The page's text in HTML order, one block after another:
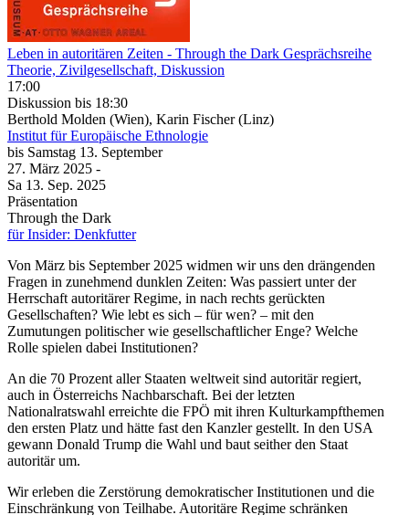
Leben in autoritären Zeiten - Through the Dark Gesprächsreihe
Theorie, Zivilgesellschaft, Diskussion
17:00
Diskussion bis 18:30
Berthold Molden (Wien), Karin Fischer (Linz)
Institut für Europäische Ethnologie
bis Samstag 13. September
27. März 2025 -
Sa 13. Sep. 2025
Präsentation
Through the Dark
für Insider: Denkfutter
Von März bis September 2025 widmen wir uns den drängenden
Fragen in zunehmend dunklen Zeiten: Was passiert unter der
Herrschaft autoritärer Regime, in nach rechts gerückten
Gesellschaften? Wie lebt es sich – für wen? – mit den
Zumutungen politischer wie gesellschaftlicher Enge? Welche
Rolle spielen dabei Institutionen?
An die 70 Prozent aller Staaten weltweit sind autoritär regiert,
auch in Österreichs Nachbarschaft. Bei der letzten
Nationalratswahl erreichte die FPÖ mit ihren Kulturkampfthemen
den ersten Platz und hätte fast den Kanzler gestellt. In den USA
gewann Donald Trump die Wahl und baut seither den Staat
autoritär um.
Wir erleben die Zerstörung demokratischer Institutionen und die
Einschränkung von Teilhabe. Autoritäre Regime schränken